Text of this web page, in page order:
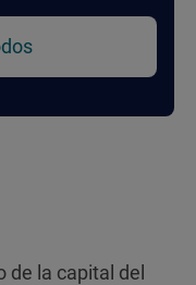
de la capital del